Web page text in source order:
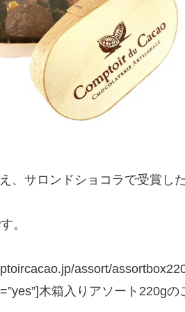
、サロンドショコラで受賞し
。
assort/
木箱入りアソート220gの